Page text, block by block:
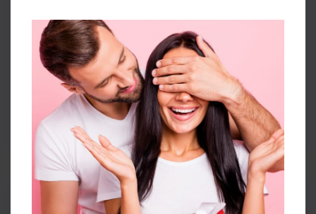
Kai esu su tavimi, mano laikas
sustoja. Esi mano vienintelė ir
aš myliu tave labiau nei bet ką
pasaulyje galima būtu mylėti.
Brangioji, su Šv. Valentino
diena.